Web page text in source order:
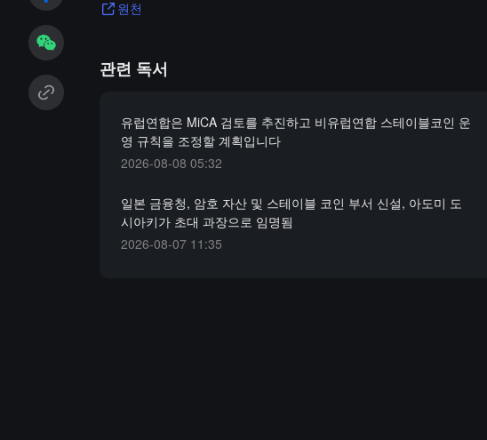
원천
관련 독서
유럽연합은 MiCA 검토를 추진하고 비유럽연합 스테이블코인 운
영 규칙을 조정할 계획입니다
2026-08-08 05:32
일본 금융청, 암호 자산 및 스테이블 코인 부서 신설, 아도미 도
시아키가 초대 과장으로 임명됨
2026-08-07 11:35